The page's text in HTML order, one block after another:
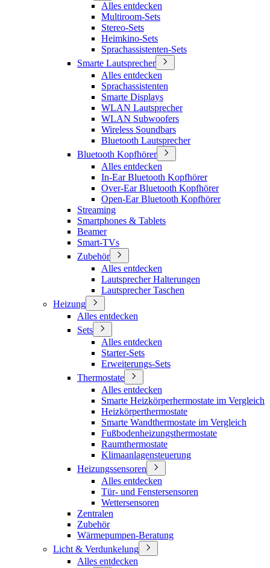
Alles entdecken
Multiroom-Sets
Stereo-Sets
Heimkino-Sets
Sprachassistenten-Sets
Smarte Lautsprecher
Alles entdecken
Sprachassistenten
Smarte Displays
WLAN Lautsprecher
WLAN Subwoofers
Wireless Soundbars
Bluetooth Lautsprecher
Bluetooth Kopfhörer
Alles entdecken
In-Ear Bluetooth Kopfhörer
Over-Ear Bluetooth Kopfhörer
Open-Ear Bluetooth Kopfhörer
Streaming
Smartphones & Tablets
Beamer
Smart-TVs
Zubehör
Alles entdecken
Lautsprecher Halterungen
Lautsprecher Taschen
Heizung
Alles entdecken
Sets
Alles entdecken
Starter-Sets
Erweiterungs-Sets
Thermostate
Alles entdecken
Smarte Heizkörperhermostate im Vergleich
Heizkörperthermostate
Smarte Wandthermostate im Vergleich
Fußbodenheizungsthermostate
Raumthermostate
Klimaanlagensteuerung
Heizungssensoren
Alles entdecken
Tür- und Fenstersensoren
Wettersensoren
Zentralen
Zubehör
Wärmepumpen-Beratung
Licht & Verdunkelung
Alles entdecken